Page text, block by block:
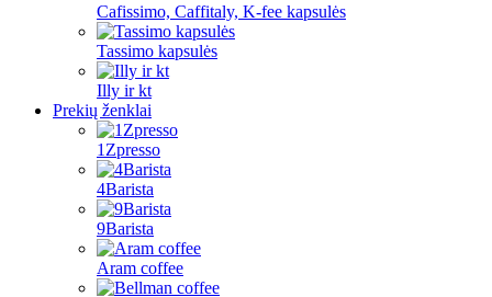
Cafissimo, Caffitaly, K-fee kapsulės
Tassimo kapsulės
Illy ir kt
Prekių ženklai
1Zpresso
4Barista
9Barista
Aram coffee